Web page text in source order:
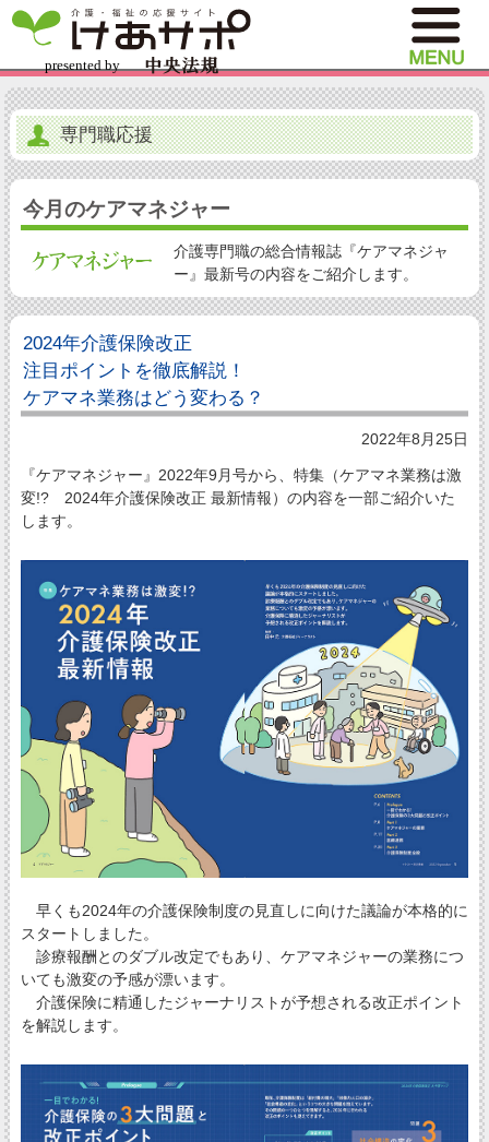
専門職応援
今月のケアマネジャー
介護専門職の総合情報誌『ケアマネジャ
ー』最新号の内容をご紹介します。
2024年介護保険改正
注目ポイントを徹底解説！
ケアマネ業務はどう変わる？
2022年8月25日
『ケアマネジャー』2022年9月号から、特集（ケアマネ業務は激
変!? 2024年介護保険改正 最新情報）の内容を一部ご紹介いた
します。
早くも2024年の介護保険制度の見直しに向けた議論が本格的に
スタートしました。
診療報酬とのダブル改定でもあり、ケアマネジャーの業務につ
いても激変の予感が漂います。
介護保険に精通したジャーナリストが予想される改正ポイント
を解説します。